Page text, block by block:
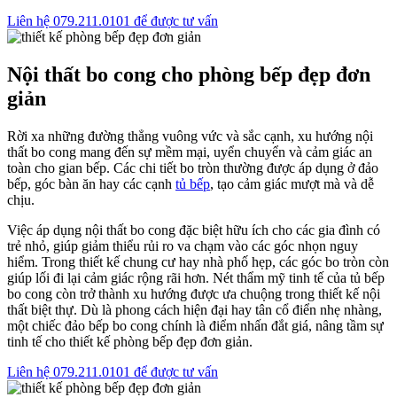
Liên hệ 079.211.0101 để được tư vấn
Nội thất bo cong cho phòng bếp đẹp đơn
giản
Rời xa những đường thẳng vuông vức và sắc cạnh, xu hướng nội
thất bo cong mang đến sự mềm mại, uyển chuyển và cảm giác an
toàn cho gian bếp. Các chi tiết bo tròn thường được áp dụng ở đảo
bếp, góc bàn ăn hay các cạnh tủ bếp, tạo cảm giác mượt mà và dễ
chịu.
Việc áp dụng nội thất bo cong đặc biệt hữu ích cho các gia đình có
trẻ nhỏ, giúp giảm thiểu rủi ro va chạm vào các góc nhọn nguy
hiểm. Trong thiết kế chung cư hay nhà phố hẹp, các góc bo tròn còn
giúp lối đi lại cảm giác rộng rãi hơn. Nét thẩm mỹ tinh tế của tủ bếp
bo cong còn trở thành xu hướng được ưa chuộng trong thiết kế nội
thất biệt thự. Dù là phong cách hiện đại hay tân cổ điển nhẹ nhàng,
một chiếc đảo bếp bo cong chính là điểm nhấn đắt giá, nâng tầm sự
tinh tế cho thiết kế phòng bếp đẹp đơn giản.
Liên hệ 079.211.0101 để được tư vấn